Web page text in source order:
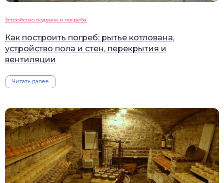
Устройство подвала и погреба
Как построить погреб: рытье котлована,
устройство пола и стен, перекрытия и
вентиляции
Читать далее